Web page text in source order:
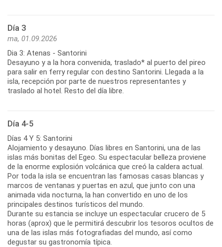
Día 3
ma, 01.09.2026
Dia 3: Atenas - Santorini
Desayuno y a la hora convenida, traslado* al puerto del pireo
para salir en ferry regular con destino Santorini. Llegada a la
isla, recepción por parte de nuestros representantes y
traslado al hotel. Resto del día libre.
Día 4-5
Días 4 Y 5: Santorini
Alojamiento y desayuno. Días libres en Santorini, una de las
islas más bonitas del Egeo. Su espectacular belleza proviene
de la enorme explosión volcánica que creó la caldera actual.
Por toda la isla se encuentran las famosas casas blancas y
marcos de ventanas y puertas en azul, que junto con una
animada vida nocturna, la han convertido en uno de los
principales destinos turísticos del mundo.
Durante su estancia se incluye un espectacular crucero de 5
horas (aprox) que le permitirá descubrir los tesoros ocultos de
una de las islas más fotografiadas del mundo, así como
degustar su gastronomía típica.